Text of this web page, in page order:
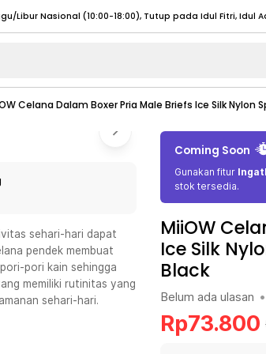
Sabtu - Minggu (08:00 - 20:00), Tutup pada Idul Fitri
Minggu/ Libur Nasional (08:00 - 17:00) Selengkapnya
Minggu/ Libur Nasional (08:00 - 17:00)Selengkapnya
Libur Nasional (12:00-20:00), Tutup pada Idul Fitri
Libur Nasional (12:00-20:00), Tutup pada Idul Fitri
Sabtu - Minggu (08:00 - 20:00), Tutup pada Idul Fitri
Minggu/ Libur Nasional (08:00 - 17:00) Selengkapnya
Minggu/ Libur Nasional (08:00 - 17:00) Selengkapnya
Celana Dalam Boxer Pria Male Briefs Ice Silk Nylon
sehari-hari dapat
pendek membuat
pori kain sehingga
memiliki rutinitas yang
sehari-hari.
Coming Soon
Gunakan fitur
stok tersedia.
MiiOW
Ice Silk
Black
Belum ada ulasan •
Rp73.800